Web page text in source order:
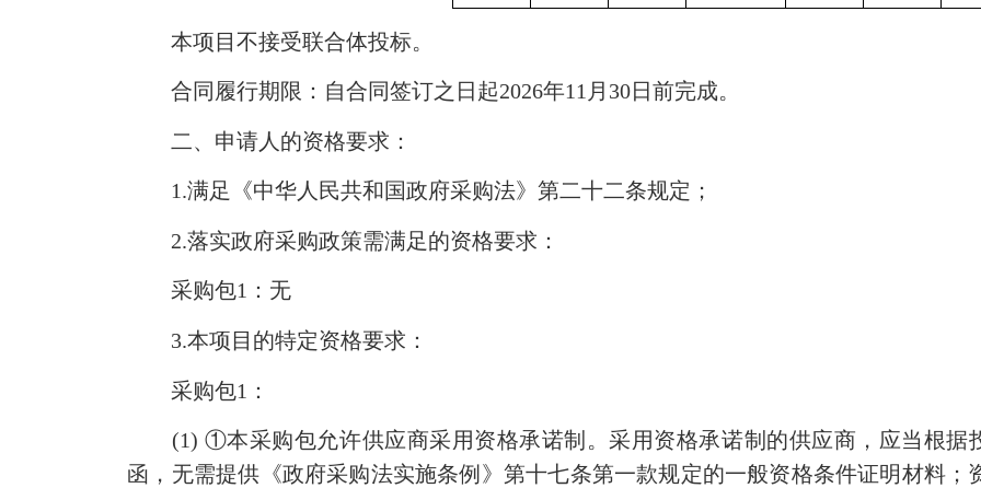
本项目不接受联合体投标。
合同履行期限：自合同签订之日起2026年11月30日前完成。
二、申请人的资格要求：
1.满足《中华人民共和国政府采购法》第二十二条规定；
2.落实政府采购政策需满足的资格要求：
采购包1：无
3.本项目的特定资格要求：
采购包1：
(1) ①本采购包允许供应商采用资格承诺制。采用资格承诺制的供应商，应当根据
函，无需提供《政府采购法实施条例》第十七条第一款规定的一般资格条件证明材料